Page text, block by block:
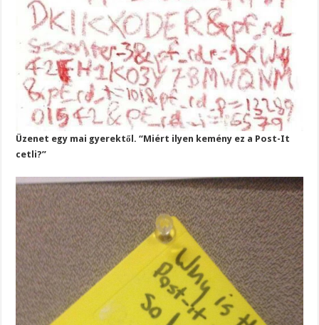
Üzenet egy mai gyerektől. “Miért ilyen kemény ez a Post-It
cetli?”